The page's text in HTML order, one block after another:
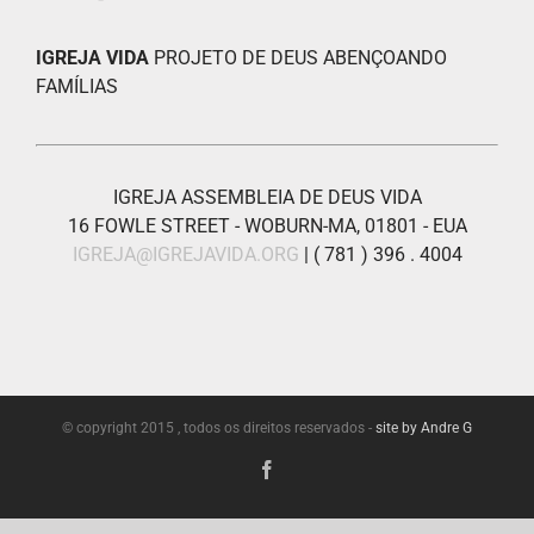
IGREJA VIDA PROJETO DE DEUS ABENÇOANDO
FAMÍLIAS
IGREJA ASSEMBLEIA DE DEUS VIDA
16 FOWLE STREET - WOBURN-MA, 01801 - EUA
IGREJA@IGREJAVIDA.ORG | ( 781 ) 396 . 4004
© copyright 2015 , todos os direitos reservados - site by Andre G